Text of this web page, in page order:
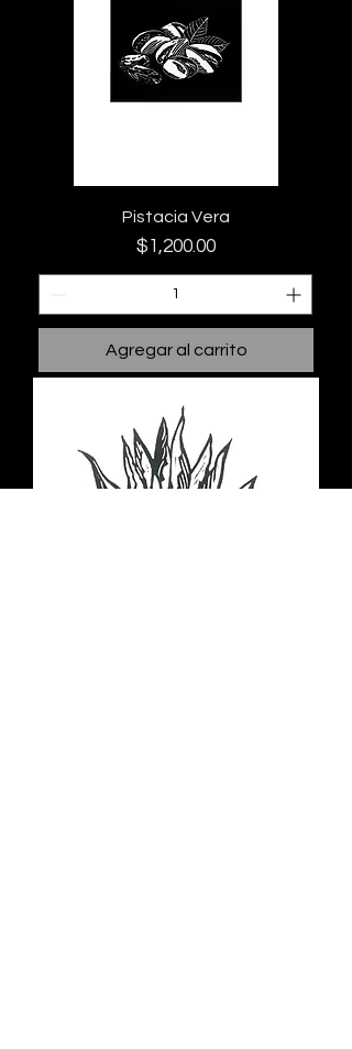
Pistacia Vera
Precio
$1,200.00
Agregar al carrito